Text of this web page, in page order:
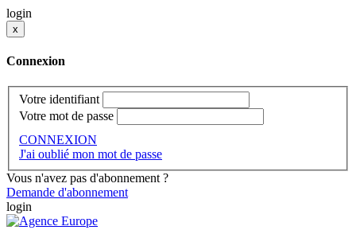
login
x
Connexion
Votre identifiant
Votre mot de passe
CONNEXION
J'ai oublié mon mot de passe
Vous n'avez pas d'abonnement ?
Demande d'abonnement
login